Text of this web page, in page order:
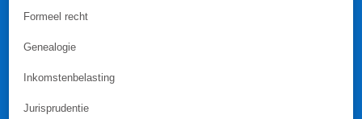
Formeel recht
Genealogie
Inkomstenbelasting
Jurisprudentie